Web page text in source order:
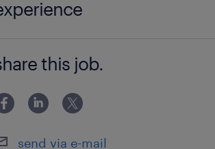
クト経験 ・企画構想から実行まで一
ディングした経験 ・PMとして5名程
ロジェクトをリーディングした経験
this job.
send via e-mail